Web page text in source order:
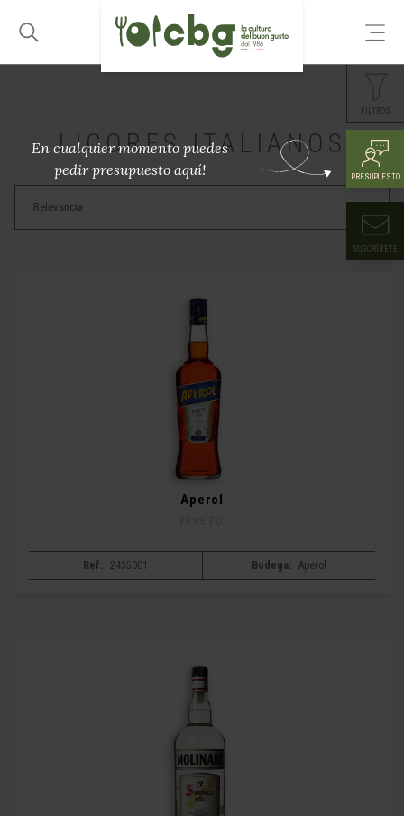
En cualquier momento puedes
pedir presupuesto aquí!
PRESUPUESTO
SUSCRÍBETE
FILTROS
LICORES ITALIANOS
Aperol
Ref: 2435001 Bodega: Aperol